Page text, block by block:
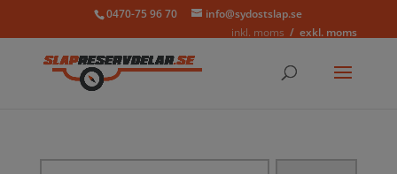
0470-75 96 70
info@sydostslap.se
inkl. moms
exkl. moms